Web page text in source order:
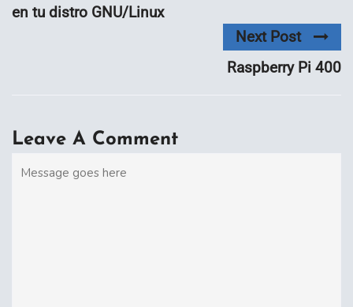
en tu distro GNU/Linux
Next Post
Raspberry Pi 400
Leave A Comment